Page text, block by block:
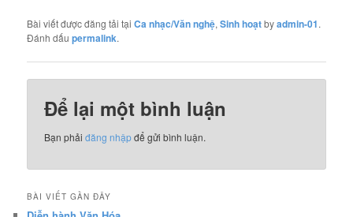
Bài viết được đăng tải tạiCa nhạc/Văn nghệ,Sinh hoạtbyadmin-01.
Đánh dấupermalink.
Để lại một bình luận
Bạn phảiđăng nhậpđể gửi bình luận.
BÀI VIẾT GẦN ĐÂY